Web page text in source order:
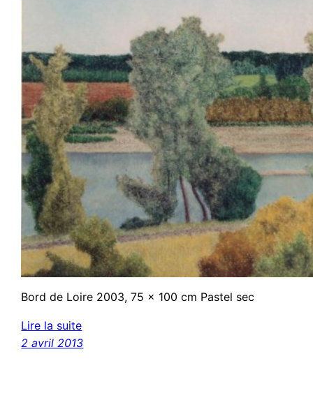
Bord de Loire 2003, 75 x 100 cm Pastel sec
Lire la suite
2 avril 2013